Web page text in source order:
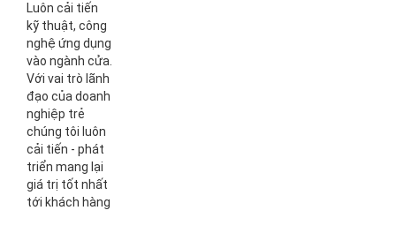
Luôn cải tiến
kỹ thuật, công
nghệ ứng dụng
vào ngành cửa.
Với vai trò lãnh
đạo của doanh
nghiệp trẻ
chúng tôi luôn
cải tiến - phát
triển mang lại
giá trị tốt nhất
tới khách hàng